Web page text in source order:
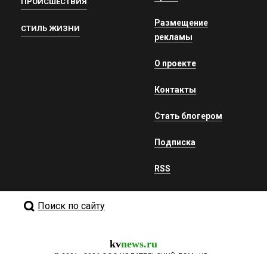
СТИЛЬ ЖИЗНИ
Размещение
рекламы
О проекте
Контакты
Стать блогером
Подписка
RSS
Поиск по сайту
kvnews.ru